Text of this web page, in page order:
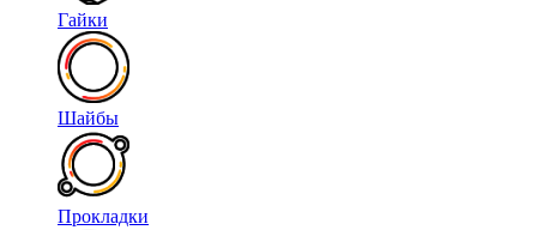
Гайки
Шайбы
Прокладки